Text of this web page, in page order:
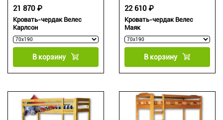
Кровать-чердак Велес
Карлсон
21 870 ₽
В корзину
Кровать-чердак Велес
Маяк
22 610 ₽
В корзину